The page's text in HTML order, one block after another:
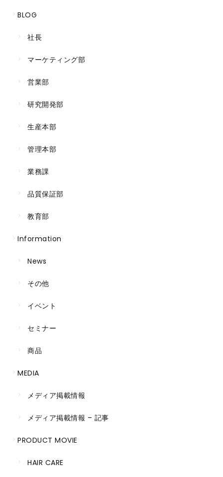
BLOG
社長
マーケティング部
営業部
研究開発部
生産本部
管理本部
業務課
品質保証部
教育部
Information
News
その他
イベント
セミナー
商品
MEDIA
メディア掲載情報
メディア掲載情報 – 記事
PRODUCT MOVIE
HAIR CARE